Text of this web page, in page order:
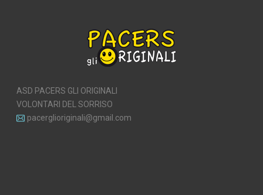
ASD PACERS GLI ORIGINALI
VOLONTARI DEL SORRISO
pacerglioriginali@gmail.com